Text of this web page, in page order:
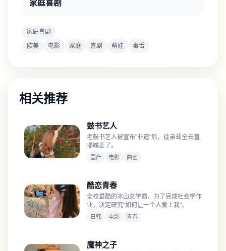
家庭喜剧
家庭喜剧
欧美
电影 家庭 喜剧 萌娃 毒舌
相关推荐
鼓书艺人
老鼓书艺人被宣布“非遗”后，徒弟却全去直
播喊麦了。
国产 电影 曲艺
酷恋青春
全校最酷的冰山女学霸，为了完成社会学作
业，决定研究“如何让一个人爱上我”。
日韩 电影 青春
魔神之子